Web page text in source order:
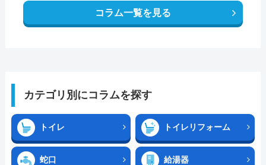
コラム一覧を見る
カテゴリ別にコラムを探す
トイレ トイレリフォーム
蛇口 給湯器